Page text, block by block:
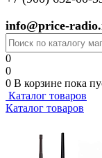
info@price-
0
0
0 В корзине пока
Каталог товаров
Каталог товаров